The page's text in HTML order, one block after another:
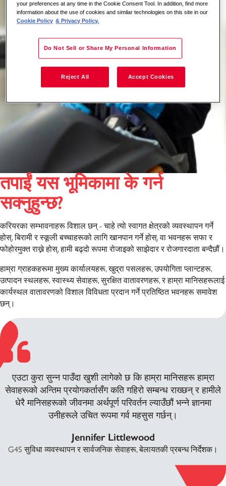
तपाईं यस भूमिकामा के गर्न
सक्नुहुन्छ?
करियरका सम्भावनाहरू विशाल छन् - चाहे त्यो स्वागत क्षेत्रको व्यवस्थापन गर्ने
होस्, बिरामी र स्कूली बच्चाहरूको लागि खानपान गर्ने होस्, वा भवनहरू सफा र
फोहोरमुक्त राख्ने होस्, हामी बढ्दो रूपमा रोजाइको साझेदार र रोजगारदाता बन्दैछौं।
हाम्रा ग्राहकहरूमा मुख्य कार्यालयहरू, खुद्रा पसलहरू, उपयोगिता प्लान्टहरू,
उत्पादन स्थलहरू, स्वास्थ्य सेवाहरू, सुरक्षित वातावरणहरू, र हाम्रा मानिसहरूलाई
कार्यस्थल वातावरणको विशाल विविधता प्रदान गर्ने प्रतिष्ठित भवनहरू समावेश
छन्।
एउटा कुरा सुन्न पाउँदा खुशी लागेको छ कि हाम्रा मानिसहरू हाम्रा
सेवाहरूको अन्तिम प्रयोगकर्तासँग कति गहिरो सम्बन्ध राख्छन् र हामीले
धेरै मानिसहरूको जीवनमा अर्थपूर्ण परिवर्तन ल्याउँछौं भन्ने ज्ञानमा
उनीहरूले उचित रूपमा गर्व महसुस गर्छन्।
Jennifer Littlewood
G4S सुविधा व्यवस्थापन र सार्वजनिक सेवाहरू, बेलायतकी प्रबन्ध निर्देशक।
your preferences at any time in the Cookie Consent Tool. In addition, find more
information about the use of cookies and similar technologies on this site in our
Cookie Policy & Privacy Policy.
Do Not Sell or Share My Personal Information
Reject All Accept Cookies